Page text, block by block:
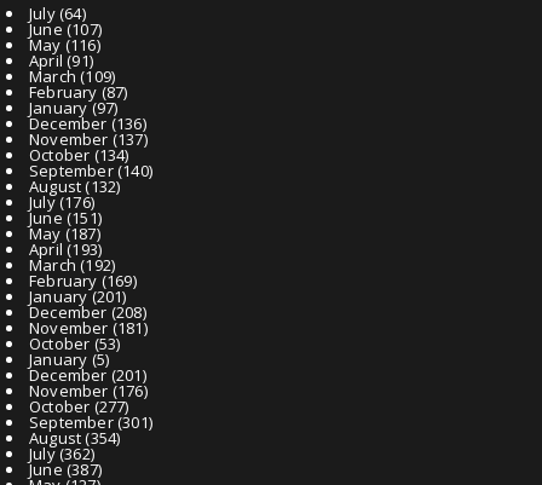
July(64)
June(107)
May (116)
April (91)
March (109)
February (87)
January(97)
December (136)
November (137)
October (134)
September(140)
August(132)
July(176)
June(151)
May (187)
April (193)
March (192)
February (169)
January(201)
December (208)
November (181)
October (53)
January (5)
December(201)
November (176)
October (277)
September(301)
August(354)
July(362)
June(387)